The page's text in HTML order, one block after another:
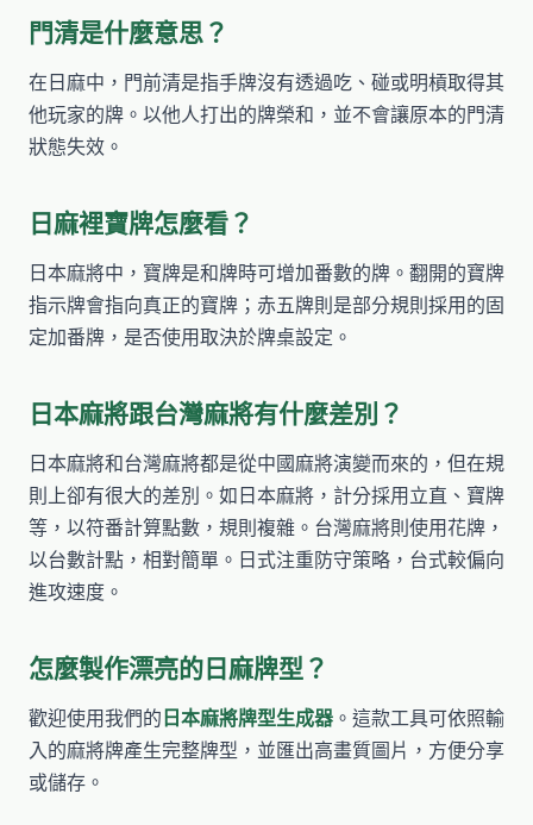
門清是什麼意思？
在日麻中，門前清是指手牌沒有透過吃、碰或明槓取得其
他玩家的牌。以他人打出的牌榮和，並不會讓原本的門清
狀態失效。
日麻裡寶牌怎麼看？
日本麻將中，寶牌是和牌時可增加番數的牌。翻開的寶牌
指示牌會指向真正的寶牌；赤五牌則是部分規則採用的固
定加番牌，是否使用取決於牌桌設定。
日本麻將跟台灣麻將有什麼差別？
日本麻將和台灣麻將都是從中國麻將演變而來的，但在規
則上卻有很大的差別。如日本麻將，計分採用立直、寶牌
等，以符番計算點數，規則複雜。台灣麻將則使用花牌，
以台數計點，相對簡單。日式注重防守策略，台式較偏向
進攻速度。
怎麼製作漂亮的日麻牌型？
歡迎使用我們的 日本麻將牌型生成器 。這款工具可依照輸
入的麻將牌產生完整牌型，並匯出高畫質圖片，方便分享
或儲存。